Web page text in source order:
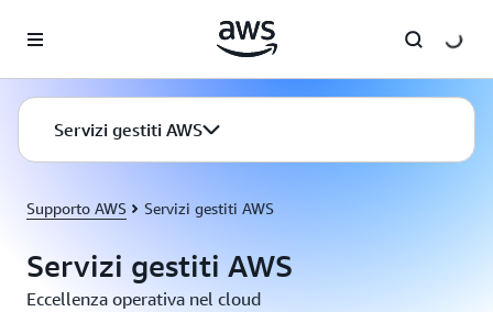
Servizi gestiti AWS
Supporto AWS Servizi gestiti AWS
Servizi gestiti AWS
Eccellenza operativa nel cloud